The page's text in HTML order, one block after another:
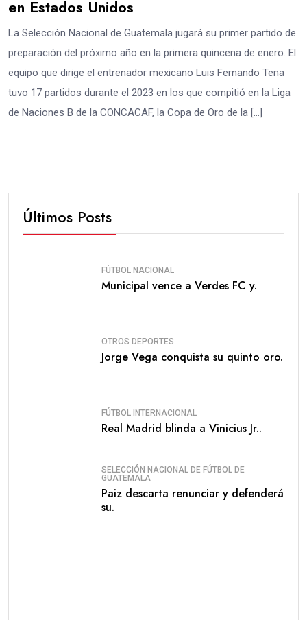
en Estados Unidos
La Selección Nacional de Guatemala jugará su primer partido de
preparación del próximo año en la primera quincena de enero. El
equipo que dirige el entrenador mexicano Luis Fernando Tena
tuvo 17 partidos durante el 2023 en los que compitió en la Liga
de Naciones B de la CONCACAF, la Copa de Oro de la […]
Últimos Posts
FÚTBOL NACIONAL
Municipal vence a Verdes FC y.
OTROS DEPORTES
Jorge Vega conquista su quinto oro.
FÚTBOL INTERNACIONAL
Real Madrid blinda a Vinicius Jr..
SELECCIÓN NACIONAL DE FÚTBOL DE
GUATEMALA
Paiz descarta renunciar y defenderá
su.